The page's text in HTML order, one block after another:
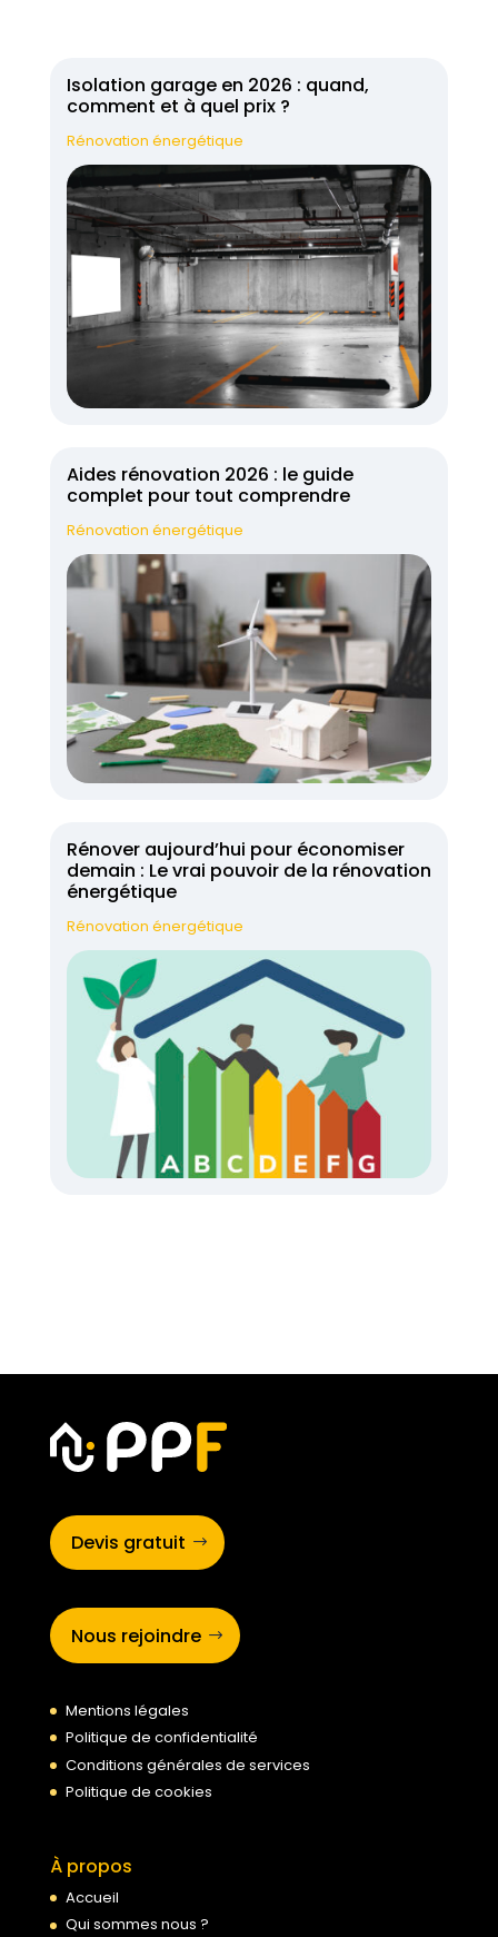
Isolation garage en 2026 : quand,
comment et à quel prix ?
Rénovation énergétique
Aides rénovation 2026 : le guide
complet pour tout comprendre
Rénovation énergétique
Rénover aujourd’hui pour économiser
demain : Le vrai pouvoir de la rénovation
énergétique
Rénovation énergétique
Devis gratuit
Nous rejoindre
Mentions légales
Politique de confidentialité
Conditions générales de services
Politique de cookies
À propos
Accueil
Qui sommes nous ?